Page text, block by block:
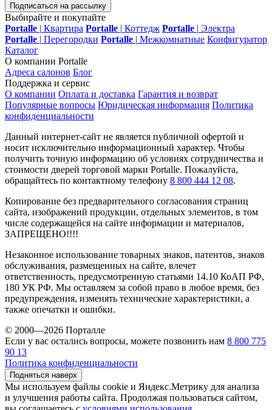
Подписаться на рассылку
Выбирайте и покупайте
Portalle | Квартира Portalle | Коттедж Portalle | Электра
Portalle | Перегородки Portalle | Межкомнатные Конфигуратор
Каталог
О компании Portalle
Адреса салонов Блог
Поддержка и сервис
О компании Оплата и доставка Гарантия и возврат
Популярные вопросы Юридическая информация Политика
конфиденциальности
Данный интернет-сайт не является публичной офертой и
носит исключительно информационный характер. Чтобы
получить точную информацию об условиях сотрудничества и
стоимости дверей торговой марки Portalle. Пожалуйста,
обращайтесь по контактному телефону 8 800 444 12 08.
Копирование без предварительного согласования страниц
сайта, изображений продукции, отдельных элементов, в том
числе содержащейся на сайте информации и материалов,
ЗАПРЕЩЕНО!!!!
Незаконное использование товарных знаков, патентов, знаков
обслуживания, размещенных на сайте, влечет
ответственность, предусмотренную статьями 14.10 КоАП РФ,
180 УК РФ. Мы оставляем за собой право в любое время, без
предупреждения, изменять технические характеристики, а
также опечатки и ошибки.
© 2000—2026 Порталле
Если у вас остались вопросы, можете позвонить нам 8 800 775
90 13
Политика конфиденциальности
Подняться наверх
Мы используем файлы cookie и Яндекс.Метрику для анализа
и улучшения работы сайта. Продолжая пользоваться сайтом,